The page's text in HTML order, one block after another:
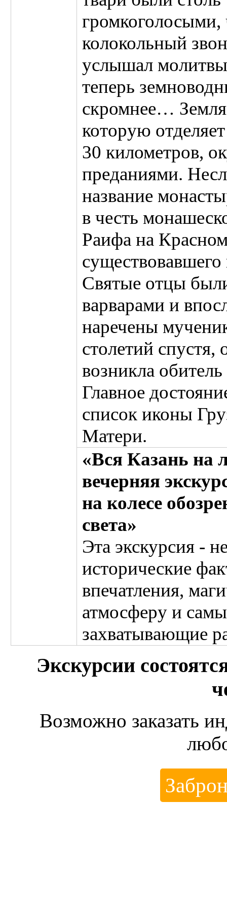
громкоголосыми,
колокольный
услышал
теперь
скромнее…
которую
30 километров,
преданиями.
название
в честь
Раифа на
существовавшего
Святые отцы
варварами и
наречены
столетий спустя,
возникла
Главное
список иконы
Матери.
«Вся Казань на
вечерняя
на колесе
света»
Эта экскурсия -
исторические
впечатления,
атмосферу и
захватывающие
Экскурсии
Возможно заказать